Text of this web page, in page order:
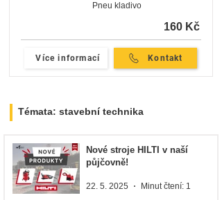
Pneu kladivo
160 Kč
Více informací Kontakt
Témata: stavební technika
Nové stroje HILTI v naší
půjčovně!
22. 5. 2025 Minut čtení: 1